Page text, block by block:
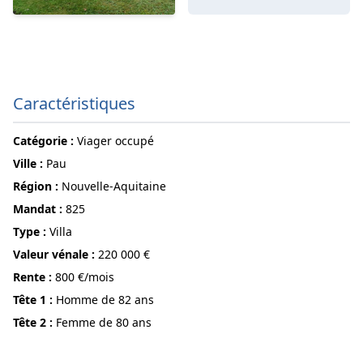
Caractéristiques
Catégorie : Viager occupé
ville : Pau
région : Nouvelle-Aquitaine
Mandat : 825
Type : Villa
Valeur vénale : 220 000 €
Rente : 800 €/mois
Tête 1 : Homme de 82 ans
Tête 2 : Femme de 80 ans